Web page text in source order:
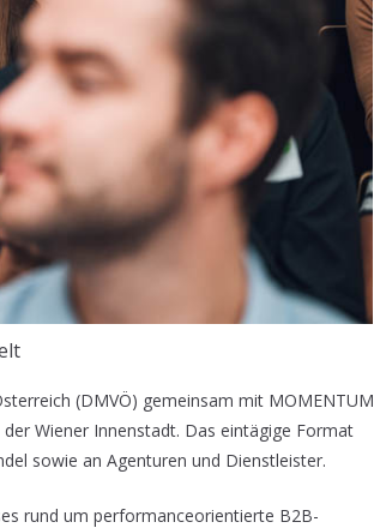
(DMVÖ) gemeinsam mit MOMENTUM
Wiener Innenstadt. Das eintägige Format
sowie an Agenturen und Dienstleister.
rund um performanceorientierte B2B-